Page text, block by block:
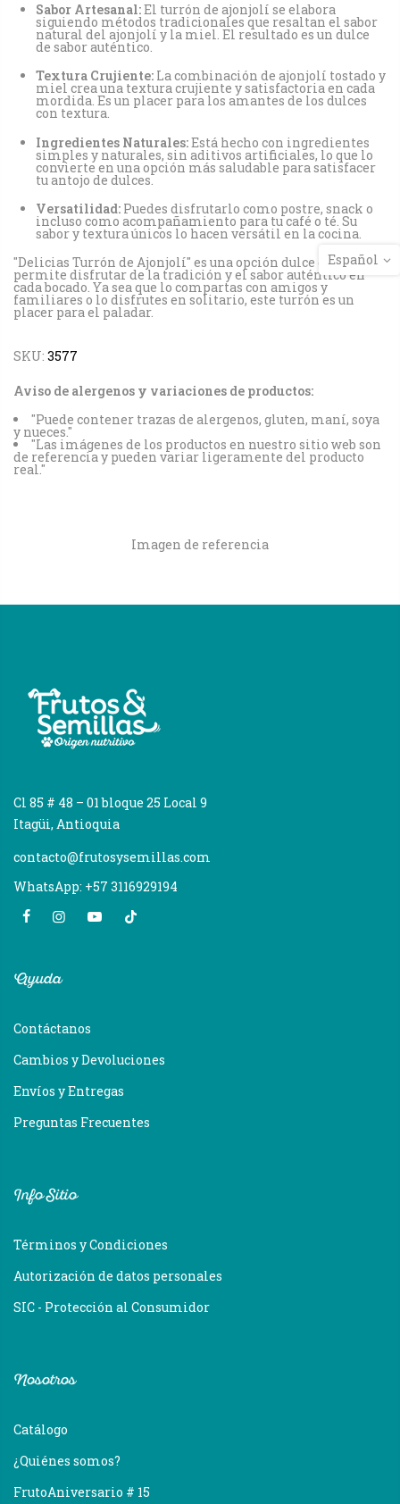
Sabor Artesanal:El turrón de ajonjolí se elabora
siguiendo métodos tradicionales que resaltan el sabor
natural del ajonjolí y la miel. El resultado es un dulce
de sabor auténtico.
Textura Crujiente: La combinación de ajonjolí tostado y
miel crea una textura crujiente y satisfactoria en cada
mordida. Es un placer para los amantes de los dulces
con textura.
Ingredientes Naturales:Está hecho con ingredientes
simples y naturales, sin aditivos artificiales, lo que lo
convierte en una opción más saludable para satisfacer
tu antojo de dulces.
Versatilidad: Puedes disfrutarlo como postre, snack o
incluso como acompañamiento para tu café o té. Su
sabor y textura únicos lo hacen versátil en la cocina.
"Delicias Turrón de Ajonjolí" es una opción dulce que te
permite disfrutar de la tradición y el sabor auténtico en
cada bocado. Ya sea que lo compartas con amigos y
familiares o lo disfrutes en solitario, este turrón es un
placer para el paladar.
SKU: 3577
Aviso de alergenos y variaciones de productos:
"Puede contener trazas de alergenos, gluten, maní, soya
y nueces."
"Las imágenes de los productos en nuestro sitio web son
de referencia y pueden variar ligeramente del producto
real."
Imagen de referencia
Cl 85 # 48 – 01 bloque 25 Local 9
Itagüi, Antioquia
contacto@frutosysemillas.com
WhatsApp: +57 3116929194
Ayuda
Contáctanos
Cambios y Devoluciones
Envíos y Entregas
Preguntas Frecuentes
Info Sitio
Términos y Condiciones
Autorización de datos personales
SIC - Protección al Consumidor
Nosotros
Catálogo
¿Quiénes somos?
FrutoAniversario # 15
Español